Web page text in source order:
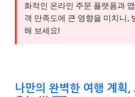
화적인 온라인 주문 플랫폼과
객 만족도에 큰 영향을 미치니,
해 보세요!
나만의 완벽한 여행 계획,